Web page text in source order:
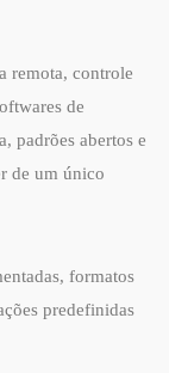
remota, controle
de
padrões abertos e
de um único
formatos
predefinidas